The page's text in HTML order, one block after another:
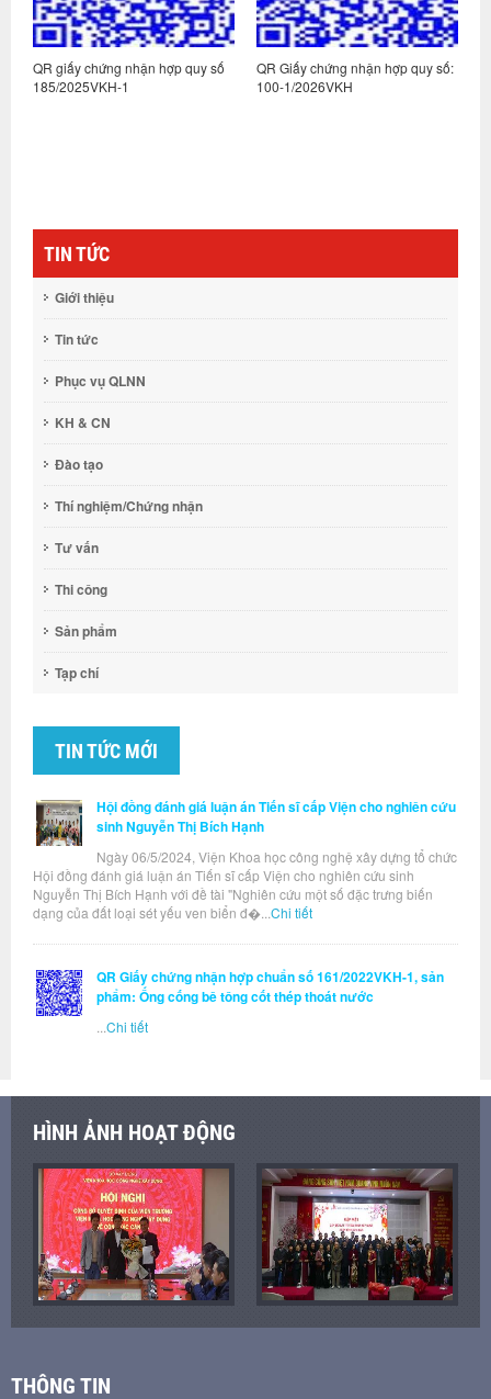
QR giấy chứng nhận hợp quy số
185/2025VKH-1
QR Giấy chứng nhận hợp quy số:
100-1/2026VKH
TIN TỨC
Giới thiệu
Tin tức
Phục vụ QLNN
KH & CN
Đào tạo
Thí nghiệm/Chứng nhận
Tư vấn
Thi công
Sản phẩm
Tạp chí
TIN TỨC MỚI
Hội đồng đánh giá luận án Tiến sĩ cấp Viện cho nghiên cứu
sinh Nguyễn Thị Bích Hạnh
Ngày 06/5/2024, Viện Khoa học công nghệ xây dựng tổ chức
Hội đồng đánh giá luận án Tiến sĩ cấp Viện cho nghiên cứu sinh
Nguyễn Thị Bích Hạnh với đề tài "Nghiên cứu một số đặc trưng biến
dạng của đất loại sét yếu ven biển đ�... Chi tiết
QR Giấy chứng nhận hợp chuẩn số 161/2022VKH-1, sản
phẩm: Ống cống bê tông cốt thép thoát nước
Chi tiết
HÌNH ẢNH HOẠT ĐỘNG
THÔNG TIN